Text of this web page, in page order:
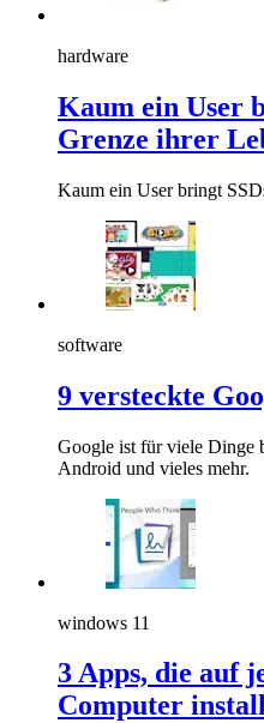
hardware
Kaum ein User
Grenze ihrer
Kaum ein User bringt
software
9 versteckte
Google ist für viele Dinge
Android und vieles mehr.
windows 11
3 Apps, die auf
Computer